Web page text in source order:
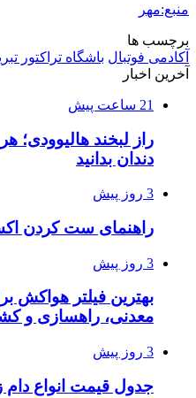
منبع:مهر
برچسب ها
آکادمی فوتبال باشگاه تراکتور
آخرین اخبار
21 ساعت پیش
راز لبخند هالیوودی؛
دندان بدانید
3 روز پیش
راهنمای ست کردن
3 روز پیش
بهترین فیلتر هواکش
معدنی، راهسازی و
3 روز پیش
جدول قیمت انواع دام